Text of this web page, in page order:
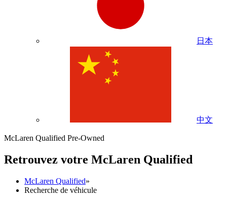
日本
中文
McLaren Qualified Pre-Owned
Retrouvez votre McLaren Qualified
McLaren Qualified»
Recherche de véhicule